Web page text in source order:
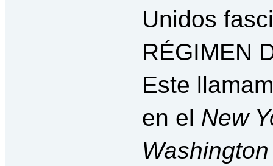
Unidos
RÉGIMEN
Este
en el New